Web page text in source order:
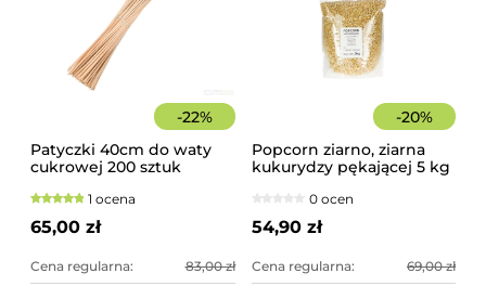
-22%
Patyczki 40cm do waty
cukrowej 200 sztuk
1 ocena
65,00 zł
Cena regularna: 83,00 zł
-20%
Popcorn ziarno, ziarna
kukurydzy pękającej 5 kg
0 ocen
54,90 zł
Cena regularna: 69,00 zł